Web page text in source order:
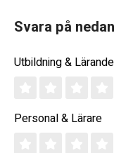
Svara på
Utbildning & Lärande
Personal & Lärare